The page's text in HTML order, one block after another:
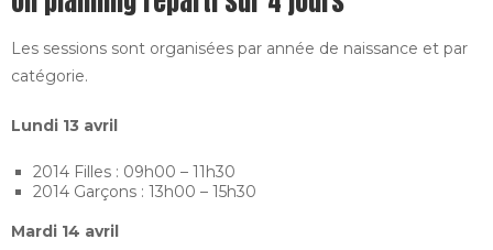
Les sessions sont organisées par année de naissance et par
catégorie.
Lundi 13 avril
2014 Filles : 09h00 – 11h30
2014 Garçons : 13h00 – 15h30
Mardi 14 avril